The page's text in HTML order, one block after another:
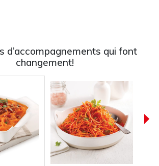
d’accompagnements qui font
changement!